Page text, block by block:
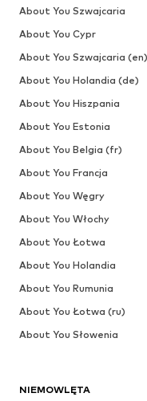
NIEMOWLĘTA
About You Szwajcaria
About You Cypr
About You Szwajcaria (en)
About You Holandia (de)
About You Hiszpania
About You Estonia
About You Belgia (fr)
About You Francja
About You Węgry
About You Włochy
About You Łotwa
About You Holandia
About You Rumunia
About You Łotwa (ru)
About You Słowenia